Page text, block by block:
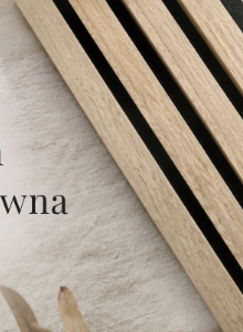
aktualnej oferty lub
dodane produkty do listy
sesji.